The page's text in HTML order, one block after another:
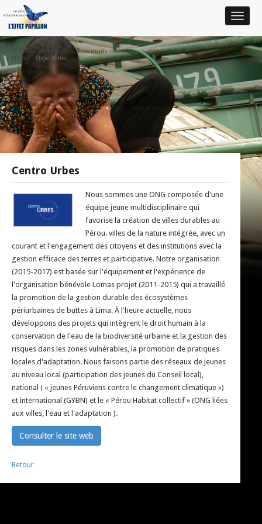
Toggle
© 2017 L'Effet Papillon. Tous droits réservés.
Photos : Oxyo Water.
Centro Urbes
Nous sommes une ONG composée d'une
équipe jeune multidisciplinaire qui
favorise la création de villes durables au
Pérou. villes de la nature intégrée, avec un
courant et l'engagement des citoyens et des institutions avec la
gestion efficace des terres et participative. Notre organisation
(2015-2017) est basée sur l'équipement et l'expérience de
l'organisation bénévole Lomas projet (2011-2015) qui a travaillé
la promotion de la gestion durable des écosystèmes
périurbaines de buttes à Lima. À l'heure actuelle, nous
développons des projets qui intègrent le droit humain à la
conservation de l'eau de la biodiversité urbaine et la gestion des
risques dans les zones vulnérables, la promotion de pratiques
locales d'adaptation. Nous faisons partie des réseaux de jeunes
au niveau local (participation des jeunes du Conseil local),
national ( « jeunes Péruviens contre le changement climatique »)
et international (GYBN) et le « Pérou Habitat collectif » (ONG liées
aux villes, l'eau et l'adaptation ).
Consulter le site web
Retour